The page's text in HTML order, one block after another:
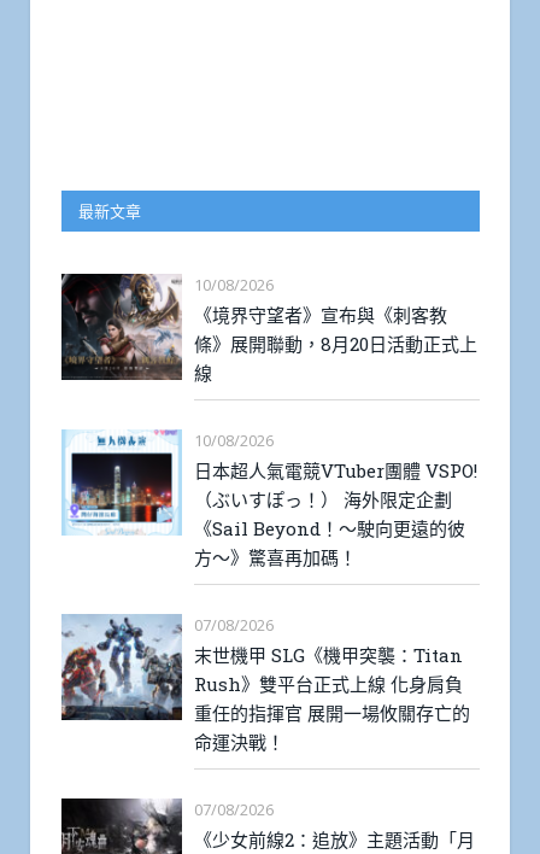
最新文章
10/08/2026
《境界守望者》宣布與《刺客教
條》展開聯動，8月20日活動正式上
線
10/08/2026
日本超人氣電競VTuber團體 VSPO!
（ぶいすぽっ！） 海外限定企劃
《Sail Beyond！～駛向更遠的彼
方～》驚喜再加碼！
07/08/2026
末世機甲 SLG《機甲突襲：Titan
Rush》雙平台正式上線 化身肩負
重任的指揮官 展開一場攸關存亡的
命運決戰！
07/08/2026
《少女前線2：追放》主題活動「月